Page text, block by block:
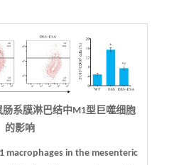
肠系膜淋巴结中M1型巨噬细胞
的影响
macrophages in the mesenteric